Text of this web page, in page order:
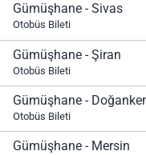
Gümüşhane - Sivas
Otobüs Bileti
Gümüşhane - Şiran
Otobüs Bileti
Gümüşhane -
Otobüs Bileti
Gümüşhane - Mersin